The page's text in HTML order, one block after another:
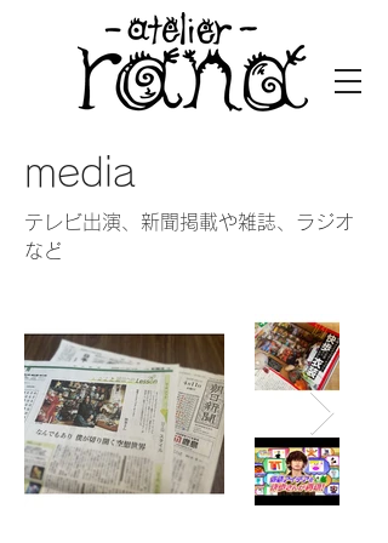
media
​テレビ出演、新聞掲載や雑誌、​ラジオ
など